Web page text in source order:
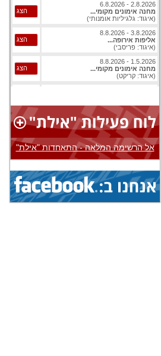
2.8.2026 - 6.8.2026
מחנה אימונים מקומי...
(איגוד: גלגיליות אומנותי)
הצג
3.8.2026 - 8.8.2026
אליפות אירופה...
(איגוד: פריסבי)
הצג
1.5.2026 - 8.8.2026
מחנה אימונים מקומי...
(איגוד: קריקט)
הצג
(איגוד: ג'יו ג'יטסו)
1.8.2026 - 8.8.2026
אליפות עולם...
(איגוד: ג'יו ג'יטסו)
הצג
3.8.2026 - 8.8.2026
אליפות אירופה...
(איגוד: בייסבול)
הצג
1.8.2026 - 9.8.2026
אליפות עולם...
(איגוד: ג'יו ג'יטסו)
הצג
1.8.2026 - 9.8.2026
אל הרשימה המלאה - התאחדות "אילת"